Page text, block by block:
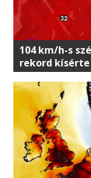
104 km/h-s
rekord